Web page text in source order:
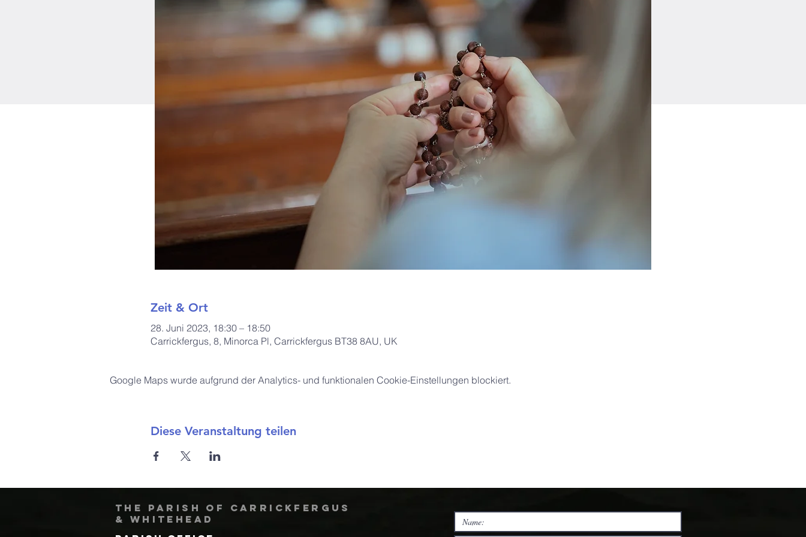
Zeit & Ort
28. Juni 2023, 18:30 – 18:50
Carrickfergus, 8, Minorca Pl, Carrickfergus BT38 8AU, UK
Google Maps wurde aufgrund der Analytics- und funktionalen Cookie-Einstellungen blockiert.
Diese Veranstaltung teilen
The Parish of Carrickfergus
& Whitehead